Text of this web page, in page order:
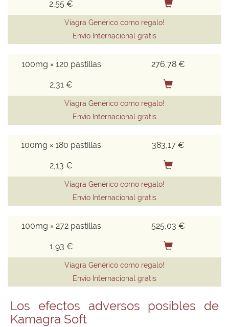
2,55 €
Viagra Genérico como regalo!
Envío Internacional gratis
100mg × 120 pastillas 276,78 €
2,31 €
Viagra Genérico como regalo!
Envío Internacional gratis
100mg × 180 pastillas 383,17 €
2,13 €
Viagra Genérico como regalo!
Envío Internacional gratis
100mg × 272 pastillas 525,03 €
1,93 €
Viagra Genérico como regalo!
Envío Internacional gratis
Los efectos adversos posibles de
Kamagra Soft